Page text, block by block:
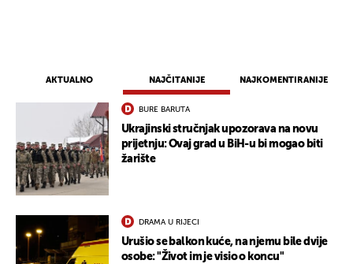
AKTUALNO NAJČITANIJE NAJKOMENTIRANIJE
BURE BARUTA
Ukrajinski stručnjak upozorava na novu
prijetnju: Ovaj grad u BiH-u bi mogao biti
žarište
DRAMA U RIJECI
Urušio se balkon kuće, na njemu bile dvije
osobe: "Život im je visio o koncu"